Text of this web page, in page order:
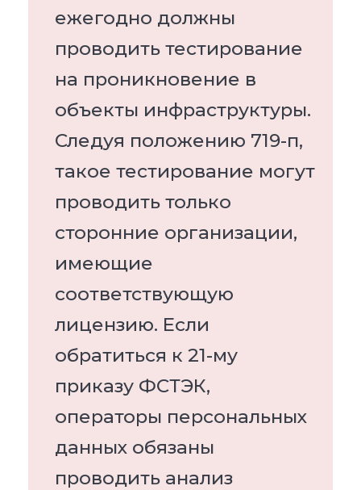
ежегодно должны
проводить тестирование
на проникновение в
объекты инфраструктуры.
Следуя положению 719-п,
такое тестирование могут
проводить только
сторонние организации,
имеющие
соответствующую
лицензию. Если
обратиться к 21-му
приказу ФСТЭК,
операторы персональных
данных обязаны
проводить анализ